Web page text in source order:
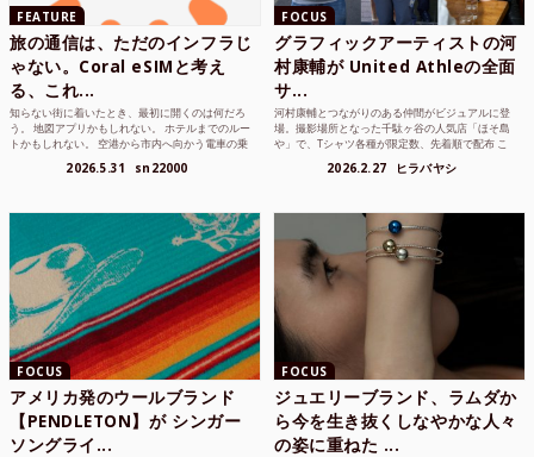
FEATURE
旅の通信は、ただのインフラじ
ゃない。Coral eSIMと考え
る、これ...
知らない街に着いたとき、最初に開くのは何だろ
う。 地図アプリかもしれない。 ホテルまでのルー
トかもしれない。 空港から市内へ向かう電車の乗
2026.5.31 sn22000
FOCUS
グラフィックアーティストの河
村康輔が United Athleの全面
サ...
河村康輔とつながりのある仲間がビジュアルに登
場。撮影場所となった千駄ヶ谷の人気店「ほそ島
や」で、Tシャツ各種が限定数、先着順で配布 こ
2026.2.27 ヒラバヤシ
FOCUS
アメリカ発のウールブランド
【PENDLETON】が シンガー
ソングライ...
FOCUS
ジュエリーブランド、ラムダか
ら今を生き抜くしなやかな人々
の姿に重ねた ...